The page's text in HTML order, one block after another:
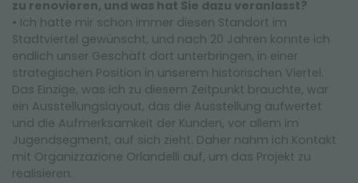
zu renovieren, und was hat Sie dazu veranlasst?
• Ich hatte mir schon immer diesen Standort im
Stadtviertel gewünscht, und nach 20 Jahren konnte ich
endlich unser Geschäft dort unterbringen, in einer
strategischen Position in unserem historischen Viertel.
Das Einzige, was ich zu diesem Zeitpunkt brauchte, war
ein Ausstellungslayout, das die Ausstellung aufwertet
und die Aufmerksamkeit der Kunden, vor allem im
Jugendsegment, auf sich zieht. Daher nahm ich Kontakt
mit Organizzazione Orlandelli auf, um das Projekt zu
realisieren.